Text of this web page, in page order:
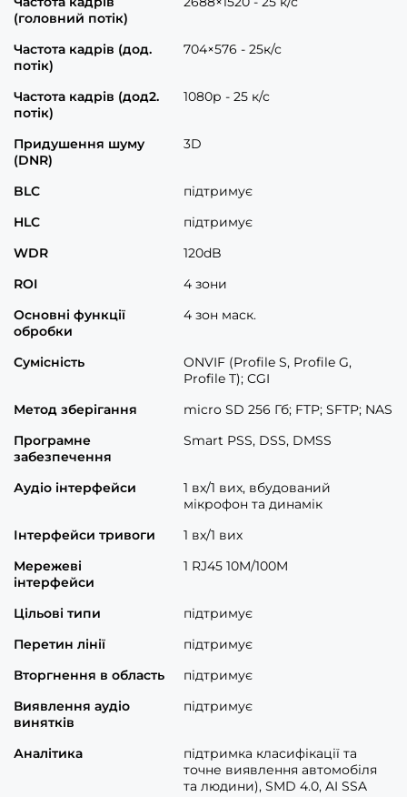
(головний потік)
Частота кадрів (дод.
потік)
704×576 - 25к/с
Частота кадрів (дод2.
потік)
1080р - 25 к/с
Придушення шуму
(DNR)
3D
BLC
підтримує
HLC
підтримує
WDR
120dB
ROI
4 зони
Основні функції
обробки
4 зон маск.
Сумісність
ONVIF (Profile S, Profile G,
Profile T); CGI
Метод зберігання
micro SD 256 Гб; FTP; SFTP; NAS
Програмне
забезпечення
Smart PSS, DSS, DMSS
Аудіо інтерфейси
1 вх/1 вих, вбудований
мікрофон та динамік
Інтерфейси тривоги
1 вх/1 вих
Мережеві
інтерфейси
1 RJ45 10M/100M
Цільові типи
підтримує
Перетин лінії
підтримує
Вторгнення в область
підтримує
Виявлення аудіо
винятків
підтримує
Аналітика
підтримка класифікації та
точне виявлення автомобіля
та людини), SMD 4.0, AI SSA